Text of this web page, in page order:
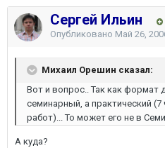
Сергей Ильин
Опубликовано Май 26,
Михаил Орешин сказал:
Вот и вопрос.. Так как формат
семинарный, а практический
работ)... То может его не в
А куда?